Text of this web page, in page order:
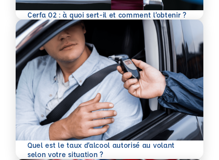
Cerfa 02 : à quoi sert-il et comment l’obtenir ?
En savoir plus
Quel est le taux d’alcool autorisé au volant
selon votre situation ?
En savoir plus